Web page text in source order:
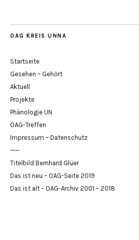
OAG KREIS UNNA
Startseite
Gesehen – Gehört
Aktuell
Projekte
Phänologie UN
OAG-Treffen
Impressum – Datenschutz
——
Titelbild Bernhard Glüer
Das ist neu – OAG-Seite 2019
Das ist alt – OAG-Archiv 2001 – 2018